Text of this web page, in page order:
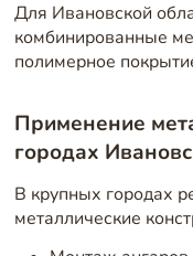
Для Ивановской
комбинированные
полимерное
Применение
городах
В крупных городах
металлические